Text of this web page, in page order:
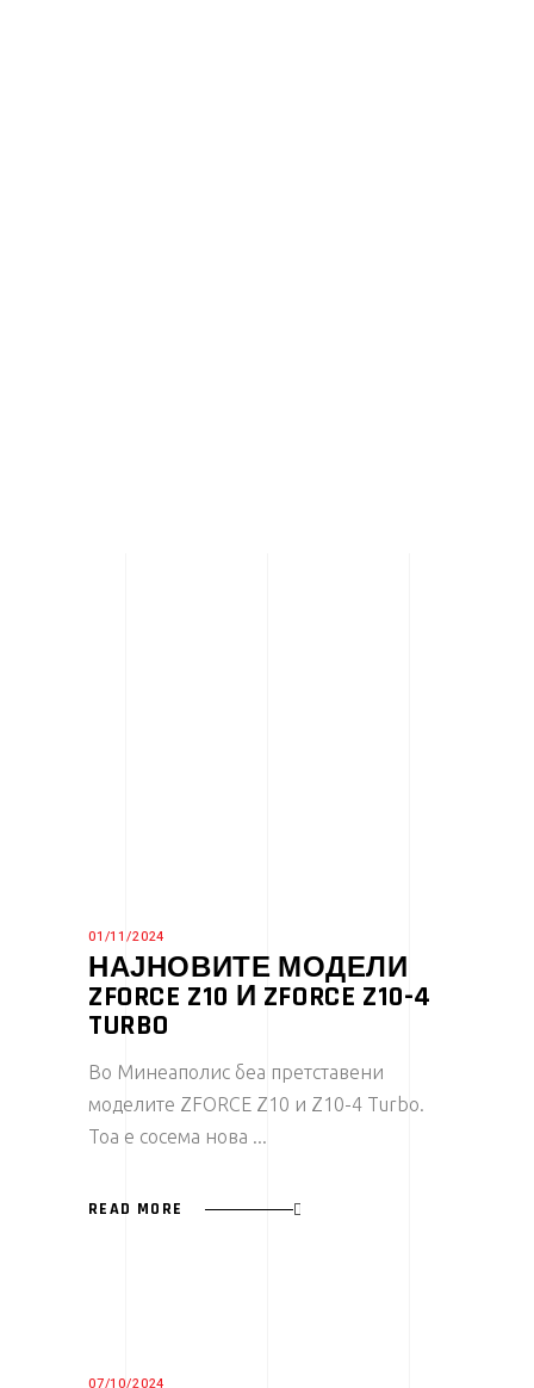
01/11/2024
НАЈНОВИТЕ МОДЕЛИ
ZFORCE Z10 И ZFORCE Z10-4
TURBO
Во Минеаполис беа претставени
моделите ZFORCE Z10 и Z10-4 Turbo.
Тоа е сосема нова
READ MORE
07/10/2024